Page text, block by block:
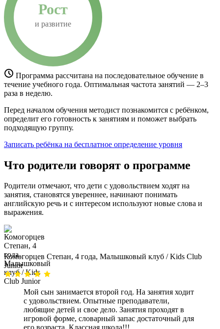
Рост
и развитие
Программа рассчитана на последовательное обучение в
течение учебного года. Оптимальная частота занятий — 2–3
раза в неделю.
Перед началом обучения методист познакомится с ребёнком,
определит его готовность к занятиям и поможет выбрать
подходящую группу.
Записать ребёнка на бесплатное определение уровня
Что родители говорят о программе
Родители отмечают, что дети с удовольствием ходят на
занятия, становятся увереннее, начинают понимать
английскую речь и с интересом используют новые слова и
выражения.
Комогорцев Степан, 4 года, Малышковый клуб / Kids Club
Junior
Мой сын занимается второй год. На занятия ходит
с удовольствием. Опытные преподаватели,
любящие детей и свое дело. Занятия проходят в
игровой форме, словарный запас достаточный для